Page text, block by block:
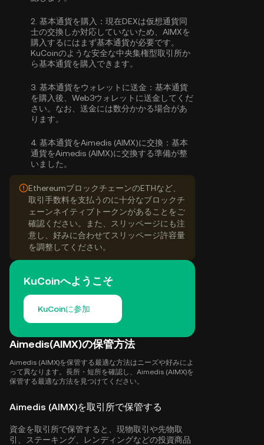
2. 基本通貨を購入： 現在DEXは仮想通貨同
士の交換しか対応していないため、AIMXを
購入するにはまず基本通貨が必要です。
KuCoinのような安全な中央集権型取引所か
ら基本通貨を購入 できます。
3. 基本通貨をウォレットに送金： 基本通貨
を購入後、Web3ウォレットに送金してくだ
さい。なお、送金には数分かかる場合があ
ります。
4. 基本通貨をAimedis (AIMX)に交換： 基本
通貨をAimedis (AIMX)に交換する準備が整
いました。
EthereumブロックチェーンのETHなど、
取引手数料を支払うのに十分なブロックチ
ェーンネイティブトークンがあることをご
確認ください。また、スリッページにも注
意し、好みに合わせてスリッページ許容量
を調整してください。
KuCoinへようこそ
KuCoinに参加
Aimedis(AIMX)の保管方法
Aimedis (AIMX)を保管する最適な方法はニーズや好みによ
って異なります。長所・短所を確認し、Aimedis (AIMX)を
保管する最適な方法を見つけてください。
Aimedis (AIMX)を取引所で保管する
資金を取引所で保管すると、現物取引や先物取
引、ステーキング、レンディングなどの投資商品